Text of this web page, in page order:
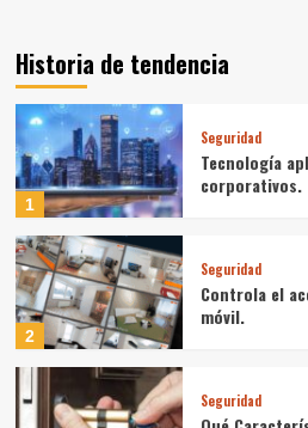
Historia de tendencia
5
Detectores
1
Seguridad
Tecnología
corporativos.
2
Seguridad
Controla el
móvil.
Seguridad